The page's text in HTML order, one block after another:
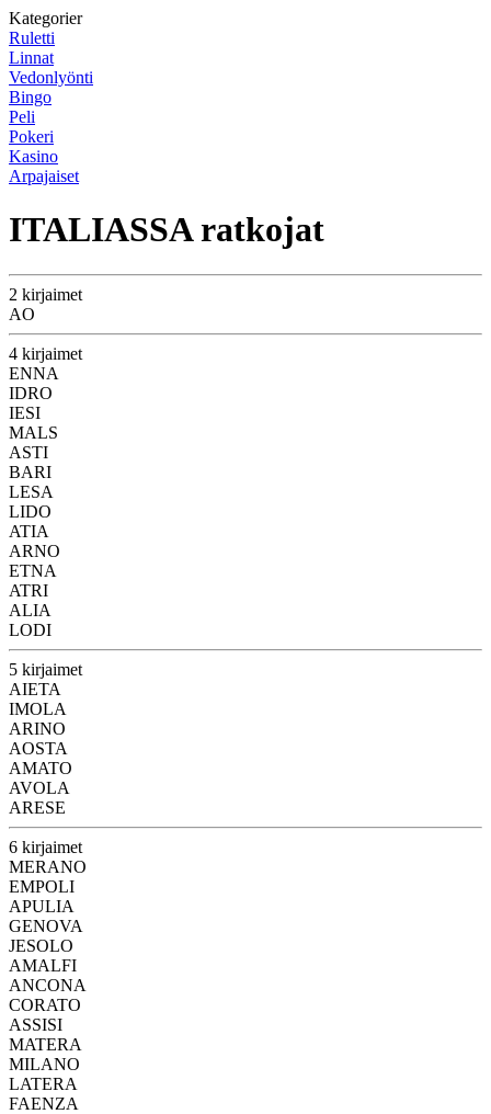
Kategorier
Ruletti
Linnat
Vedonlyönti
Bingo
Peli
Pokeri
Kasino
Arpajaiset
ITALIASSA ratkojat
2 kirjaimet
AO
4 kirjaimet
ENNA
IDRO
IESI
MALS
ASTI
BARI
LESA
LIDO
ATIA
ARNO
ETNA
ATRI
ALIA
LODI
5 kirjaimet
AIETA
IMOLA
ARINO
AOSTA
AMATO
AVOLA
ARESE
6 kirjaimet
MERANO
EMPOLI
APULIA
GENOVA
JESOLO
AMALFI
ANCONA
CORATO
ASSISI
MATERA
MILANO
LATERA
FAENZA